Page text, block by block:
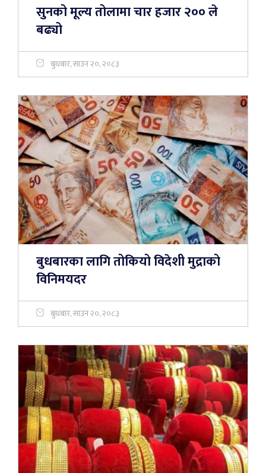
सुनको मूल्य तोलामा चार हजार २०० ले
बढ्यो
बुधबार, साउन २०, २०८३
बुधबारका लागि तोकियो विदेशी मुद्राको
विनिमयदर
बुधबार, साउन २०, २०८३